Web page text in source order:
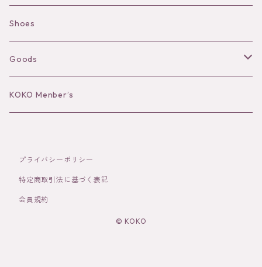
Camisole
Long sleeve
Pierce/Earring
Ear Cuff
Bracelet／Bangle
Brooch
Hair Accessories
Shoes
Goods
Hat
Socks
KOKO Menber’s
プライバシーポリシー
特定商取引法に基づく表記
会員規約
© KOKO